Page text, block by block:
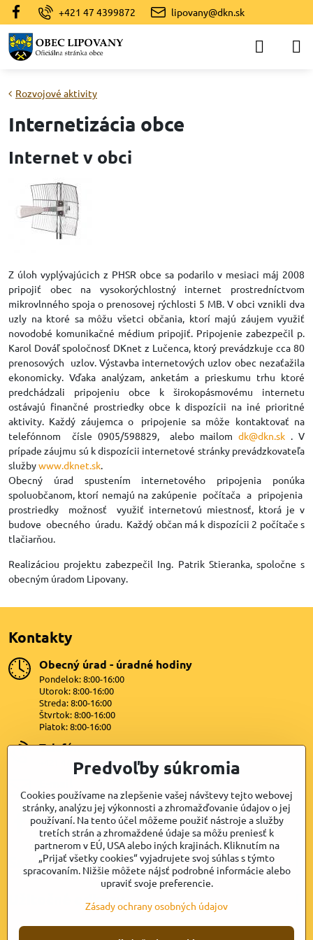
+421 47 4399872 lipovany@dkn.sk
Rozvojové aktivity
Internetizácia obce
Internet v obci
Z úloh vyplývajúcich z PHSR obce sa podarilo v mesiaci máj 2008
pripojiť obec na vysokorýchlostný internet prostredníctvom
mikrovlnného spoja o prenosovej rýchlosti 5 MB. V obci vznikli dva
uzly na ktoré sa môžu všetci občania, ktorí majú záujem využiť
novodobé komunikačné médium pripojiť. Pripojenie zabezpečil p.
Karol Dováľ spoločnosť DKnet z Lučenca, ktorý prevádzkuje cca 80
prenosových uzlov. Výstavba internetových uzlov obec nezaťažila
ekonomicky. Vďaka analýzam, anketám a prieskumu trhu ktoré
predchádzali pripojeniu obce k širokopásmovému internetu
ostávajú finančné prostriedky obce k dispozícii na iné prioritné
aktivity. Každý záujemca o pripojenie sa môže kontaktovať na
telefónnom čísle 0905/598829, alebo mailomdk@dkn.sk . V
prípade záujmu sú k dispozícii internetové stránky prevádzkovateľa
službywww.dknet.sk.
Obecný úrad spustením internetového pripojenia ponúka
spoluobčanom, ktorí nemajú na zakúpenie počítača a pripojenia
prostriedky možnosť využiť internetovú miestnosť, ktorá je v
budove obecného úradu. Každý občan má k dispozícii 2 počítače s
tlačiarňou.
Realizáciou projektu zabezpečil Ing. Patrik Stieranka, spoločne s
obecným úradom Lipovany.
Kontakty
Obecný úrad - úradné hodiny
Pondelok: 8:00-16:00
Utorok: 8:00-16:00
Streda: 8:00-16:00
Štvrtok: 8:00-16:00
Piatok: 8:00-16:00
Telefón
+421 47 4399872
lipovany@dkn.sk
Facebook
Samospráva
Užitočné odkazy
Predvoľby súkromia
Cookies používame na zlepšenie vašej návštevy tejto webovej
stránky, analýzu jej výkonnosti a zhromažďovanie údajov o jej
používaní. Na tento účel môžeme použiť nástroje a služby
tretích strán a zhromaždené údaje sa môžu preniesť k
partnerom v EÚ, USA alebo iných krajinách. Kliknutím na
„Prijať všetky cookies“ vyjadrujete svoj súhlas s týmto
spracovaním. Nižšie môžete nájsť podrobné informácie alebo
upraviť svoje preferencie.
Zásady ochrany osobných údajov